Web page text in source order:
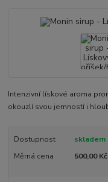
Intenzivní lískové aroma
okouzlí svou jemností i
Dostupnost
skladem
Měrná cena
500,00